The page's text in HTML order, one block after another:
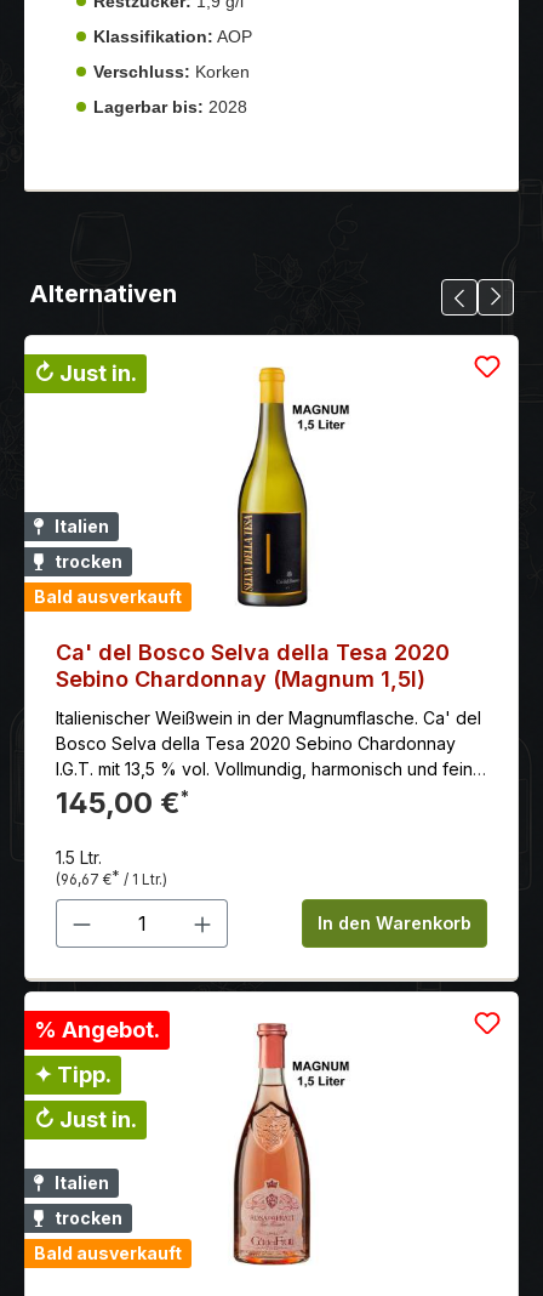
Klassifikation: AOP
Verschluss: Korken
Lagerbar bis: 2028
Alternativen
↻ Just in.
Italien
trocken
Bald ausverkauft
Ca' del Bosco Selva della Tesa 2020
Sebino Chardonnay (Magnum 1,5l)
Italienischer Weißwein in der Magnumflasche. Ca' del
Bosco Selva della Tesa 2020 Sebino Chardonnay
I.G.T. mit 13,5 % vol. Vollmundig, harmonisch und fein
strukturiert. Aromen von tropischen Früchten, Apfel
und dezenter Würze dominieren. Die lebendige
und mineralisch ist.
145,00 €*
1.5 Ltr.
(96,67 €* / 1 Ltr.)
Produkt Anzahl: Gib denIn den Warenkorb
% Angebot.
✦ Tipp.
↻ Just in.
Italien
trocken
Bald ausverkauft